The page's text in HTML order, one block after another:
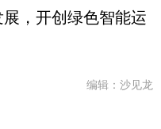
，开创绿色智能运
编辑：沙见龙